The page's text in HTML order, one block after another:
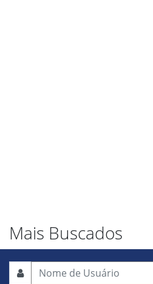
Mais Buscados